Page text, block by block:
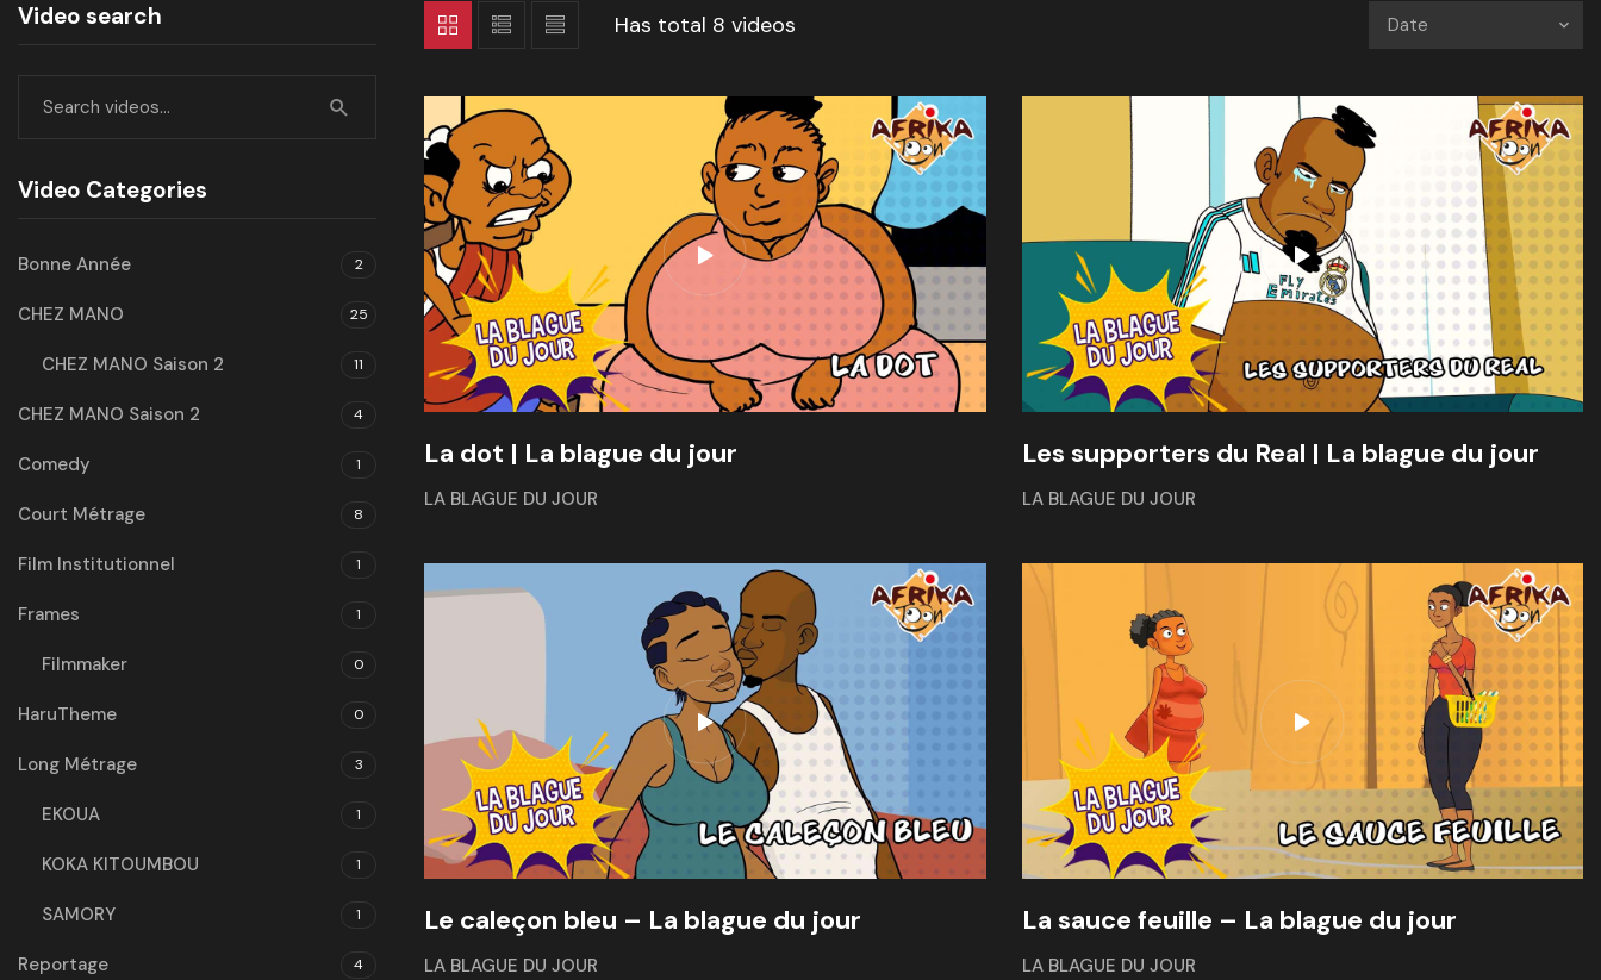
Has total 8 videos Date
La dot | La blague du jour
LA BLAGUE DU JOUR
Les supporters du Real | La blague du jour
LA BLAGUE DU JOUR
Le caleçon bleu – La blague du jour
LA BLAGUE DU JOUR
La sauce feuille – La blague du jour
LA BLAGUE DU JOUR
Video search
Video Categories
Bonne Année 2
CHEZ MANO 25
CHEZ MANO Saison 2 11
CHEZ MANO Saison 2 4
Comedy 1
Court Métrage 8
Film Institutionnel 1
Frames 1
Filmmaker 0
HaruTheme 0
Long Métrage 3
EKOUA 1
KOKA KITOUMBOU 1
SAMORY 1
Reportage 4